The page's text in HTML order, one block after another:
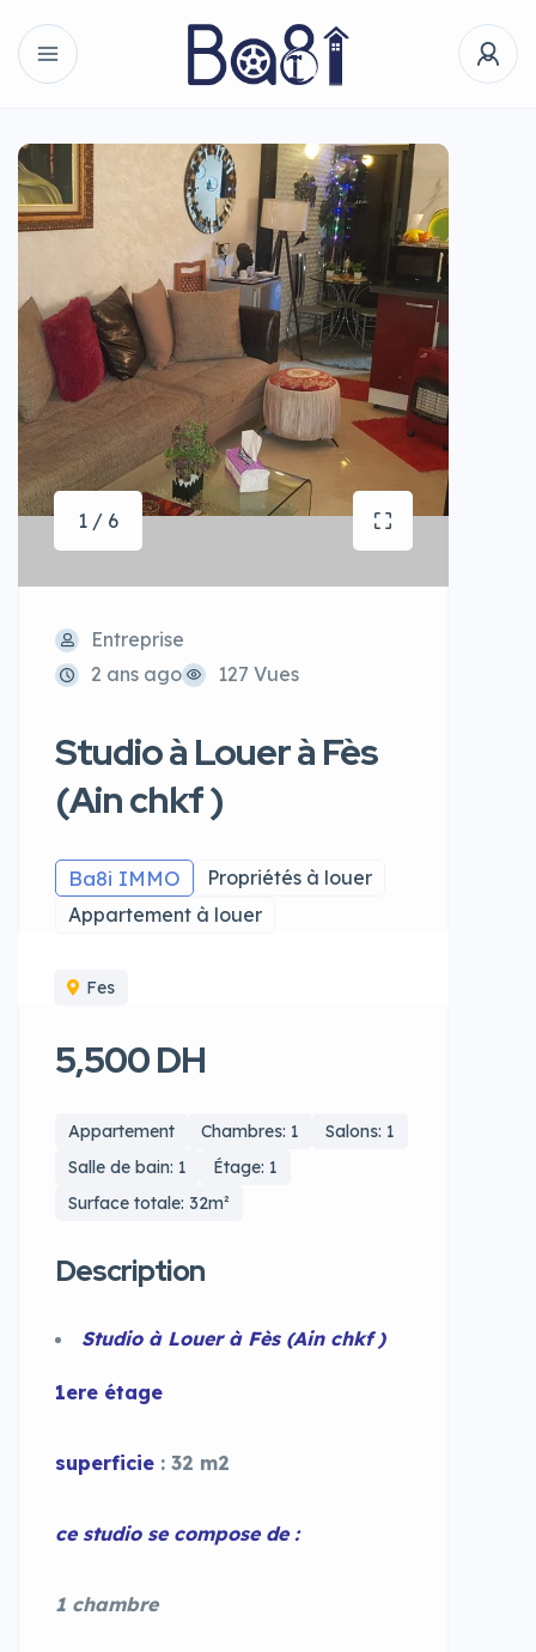
1 / 6
Entreprise
2 ans ago
127 Vues
Studio à Louer à Fès
(Ain chkf )
Ba8i IMMO
Propriétés à louer
Appartement à louer
Fes
5,500 DH
Appartement Chambres: 1
Salons: 1
Salle de bain: 1
Étage: 1
Surface totale: 32m²
Description
Studio à Louer à Fès (Ain chkf )
1ere étage
superficie : 32 m2
ce studio se compose de :
1 chambre